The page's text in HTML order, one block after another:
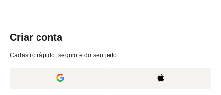
Criar conta
Cadastro rápido, seguro e do seu jeito.